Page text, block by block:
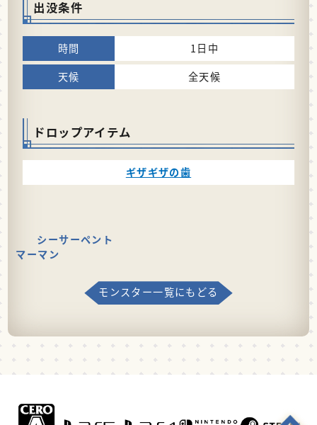
出没条件
1日中
全天候
ドロップアイテム
ギザギザの歯
シーサーペント
マーマン
モンスター一覧にもどる